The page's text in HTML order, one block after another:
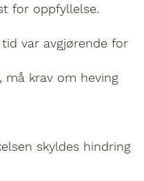
for oppfyllelse.
var avgjørende for
må krav om heving
skyldes hindring